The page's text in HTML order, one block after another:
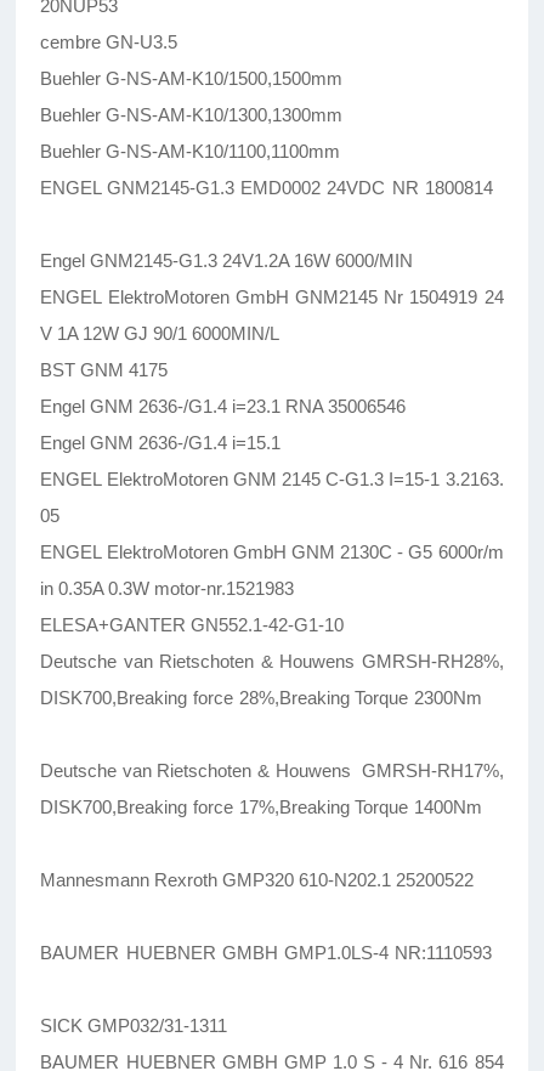
20NUP53
cembre GN-U3.5
Buehler G-NS-AM-K10/1500,1500mm
Buehler G-NS-AM-K10/1300,1300mm
Buehler G-NS-AM-K10/1100,1100mm
ENGEL GNM2145-G1.3 EMD0002 24VDC NR 1800814
Engel GNM2145-G1.3 24V1.2A 16W 6000/MIN
ENGEL ElektroMotoren GmbH GNM2145 Nr 1504919 24
V 1A 12W GJ 90/1 6000MIN/L
BST GNM 4175
Engel GNM 2636-/G1.4 i=23.1 RNA 35006546
Engel GNM 2636-/G1.4 i=15.1
ENGEL ElektroMotoren GNM 2145 C-G1.3 I=15-1 3.2163.
05
ENGEL ElektroMotoren GmbH GNM 2130C - G5 6000r/m
in 0.35A 0.3W motor-nr.1521983
ELESA+GANTER GN552.1-42-G1-10
Deutsche van Rietschoten & Houwens GMRSH-RH28%,
DISK700,Breaking force 28%,Breaking Torque 2300Nm
Deutsche van Rietschoten & Houwens GMRSH-RH17%,
DISK700,Breaking force 17%,Breaking Torque 1400Nm
Mannesmann Rexroth GMP320 610-N202.1 25200522
BAUMER HUEBNER GMBH GMP1.0LS-4 NR:1110593
SICK GMP032/31-1311
BAUMER HUEBNER GMBH GMP 1.0 S - 4 Nr. 616 854